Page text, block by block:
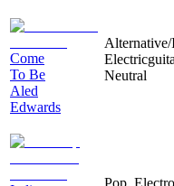
Come
To Be
Aled
Edwards
Neutral
Pop,